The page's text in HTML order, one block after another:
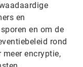
en
en om de
rond
encryptie,